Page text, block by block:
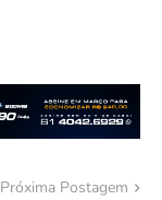
Próxima Postagem